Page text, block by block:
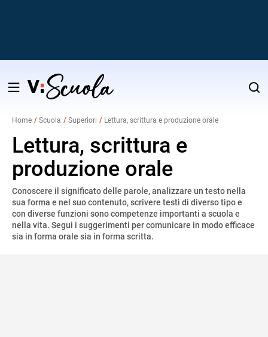
Salta
contenuto
Home Scuola Superiori Lettura, scrittura e produzione orale
Lettura, scrittura e
produzione orale
Conoscere il significato delle parole, analizzare un testo nella
sua forma e nel suo contenuto, scrivere testi di diverso tipo e
con diverse funzioni sono competenze importanti a scuola e
nella vita. Segui i suggerimenti per comunicare in modo efficace
sia in forma orale sia in forma scritta.